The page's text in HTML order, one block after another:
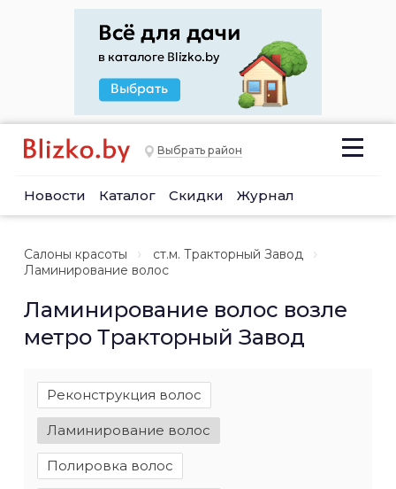
Выбрать район
Новости Каталог Скидки Журнал
Салоны красоты
ст.м. Тракторный Завод
Ламинирование волос
Ламинирование волос возле
метро Тракторный Завод
Реконструкция волос
Ламинирование волос
Полировка волос